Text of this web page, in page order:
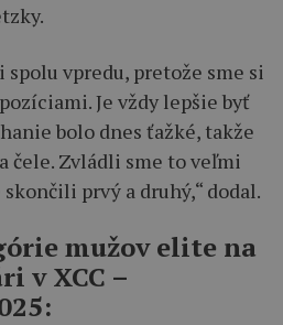
spolu vpredu, pretože sme si
Je vždy lepšie byť
bolo dnes ťažké, takže
čele. Zvládli sme to veľmi
prvý a druhý,“ dodal.
mužov elite na
v XCC –